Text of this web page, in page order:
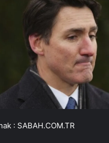
: SABAH.COM.TR